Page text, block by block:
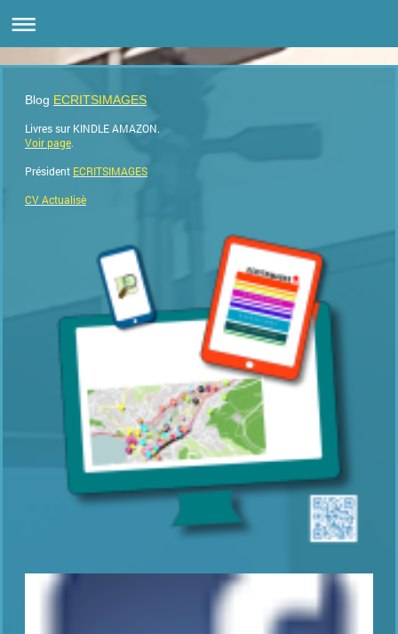
Blog ECRITSIMAGES
Livres sur KINDLE AMAZON.
Voir page.
Président ECRITSIMAGES
CV Actualisè